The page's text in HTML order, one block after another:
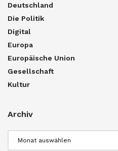
Deutschland
Die Politik
Digital
Europa
Europäische Union
Gesellschaft
Kultur
Archiv